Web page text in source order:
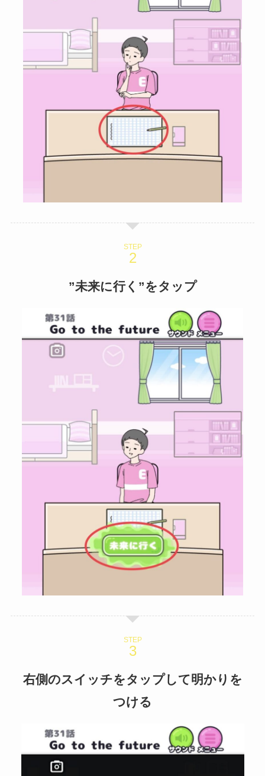
STEP
”未来に行く”をタップ
STEP
右側のスイッチをタップして明かりを
つける